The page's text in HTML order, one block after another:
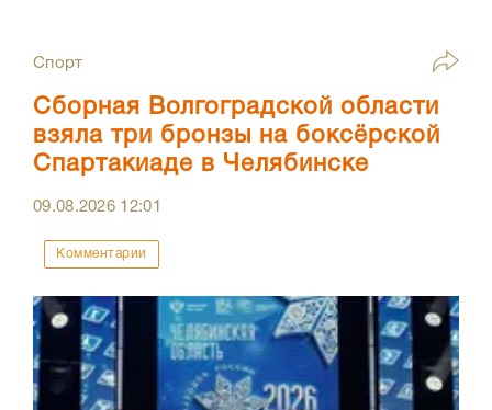
Спорт
Сборная Волгоградской области
взяла три бронзы на боксёрской
Спартакиаде в Челябинске
09.08.2026 12:01
Комментарии